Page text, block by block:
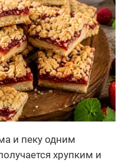
и пеку одним
хрупким и